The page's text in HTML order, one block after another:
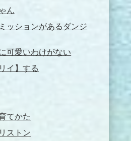
ん
ッションがあるダンジ
可愛いわけがない
イ】する
てかた
ストン